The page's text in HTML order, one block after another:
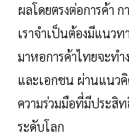
ผลโดยตรงต่อการค้า
เราจำเป็นต้องมีแนว
มาหอการค้าไทยจะท
และเอกชน ผ่านแนวคิ
ความร่วมมือที่มีประสิ
ระดับโลก